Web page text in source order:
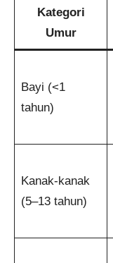
Kategori
Umur
Bayi (<1
tahun)
Kanak-kanak
(5–13 tahun)